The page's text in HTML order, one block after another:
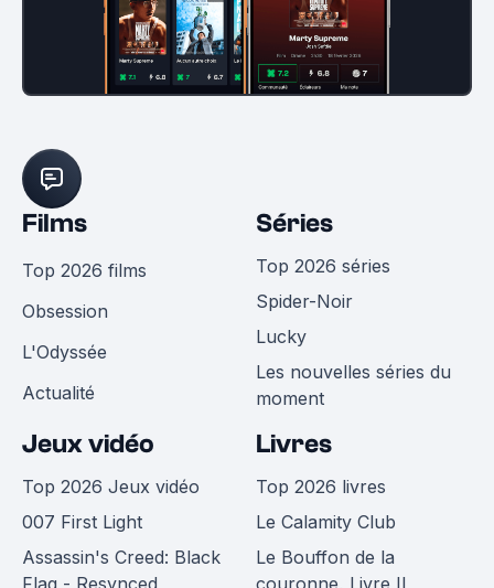
Films
Top 2026 films
Obsession
L'Odyssée
Actualité
Séries
Top 2026 séries
Spider-Noir
Lucky
Les nouvelles séries du
moment
Jeux vidéo
Top 2026 Jeux vidéo
007 First Light
Assassin's Creed: Black
Flag - Resynced
Livres
Top 2026 livres
Le Calamity Club
Le Bouffon de la
couronne, Livre II